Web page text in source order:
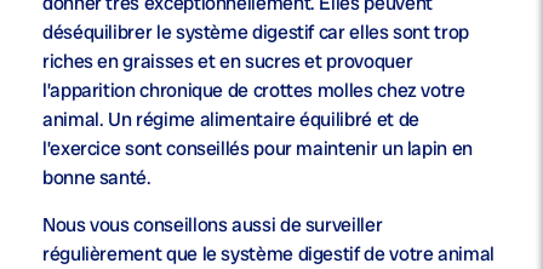
déséquilibrer le système digestif car elles sont trop
riches en graisses et en sucres et provoquer
l’apparition chronique de crottes molles chez votre
animal. Un régime alimentaire équilibré et de
l’exercice sont conseillés pour maintenir un lapin en
bonne santé.
Nous vous conseillons aussi de surveiller
régulièrement que le système digestif de votre animal